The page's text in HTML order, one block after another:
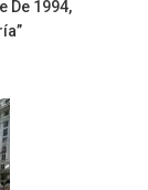
De 1994,